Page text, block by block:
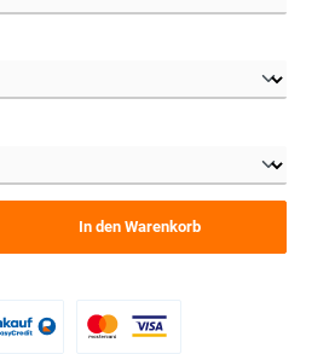
In den Warenkorb